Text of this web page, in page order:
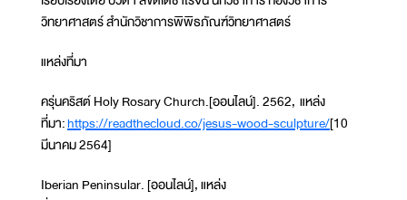
วิทยาศาสตร์ สำนักวิชาการพิพิธภัณฑ์วิทยาศาสตร์
แหล่งที่มา
ครุ่นคริสต์ Holy Rosary Church.[ออนไลน์]. 2562, แหล่ง
ที่มา:https://readthecloud.co/jesus-wood-sculpture/[10
มีนาคม 2564]
Iberian Peninsular. [ออนไลน์], แหล่ง